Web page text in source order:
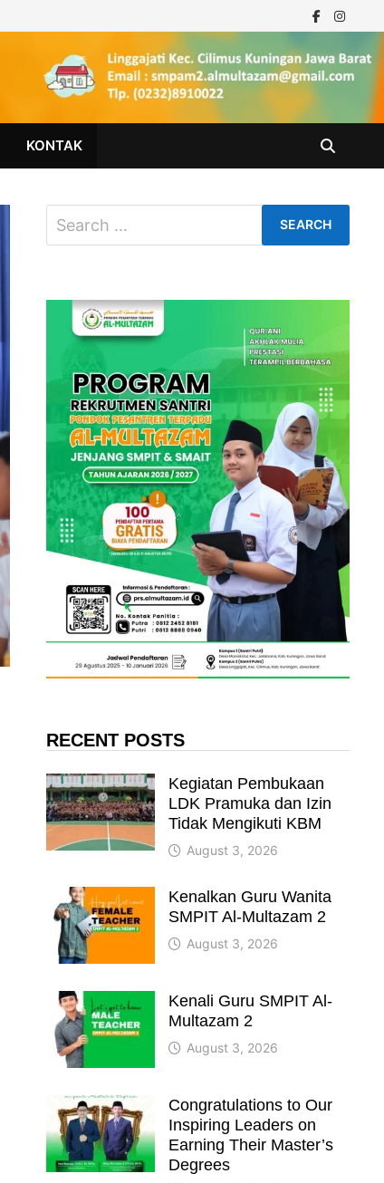
KONTAK
Search
for:
RECENT POSTS
Kegiatan Pembukaan
LDK Pramuka dan Izin
Tidak Mengikuti KBM
August 3, 2026
Kenalkan Guru Wanita
SMPIT Al-Multazam 2
August 3, 2026
Kenali Guru SMPIT Al-
Multazam 2
August 3, 2026
Congratulations to Our
Inspiring Leaders on
Earning Their Master’s
Degrees